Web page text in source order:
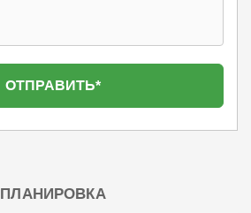
ПЛАНИРОВКА